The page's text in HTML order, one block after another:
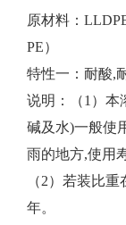
原材料：
PE）
特性一：耐酸,
说明：（1）本
碱及水)一般使
雨的地方,使用
（2）若装比
年。